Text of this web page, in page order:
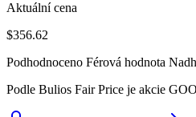
Aktuální cena
$356.62
Podhodnoceno Férová hodnota
Podle Bulios Fair Price je akcie